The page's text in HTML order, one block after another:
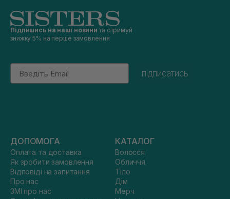
Підпишись на наші новини та отримуй
знижку 5% на перше замовлення
Email
підписатись
ДОПОМОГА
Оплата та доставка
Як зробити замовлення
Відповіді на запитання
Про нас
ЗМІ про нас
КАТАЛОГ
Волосся
Обличчя
Тіло
Дім
Мерч